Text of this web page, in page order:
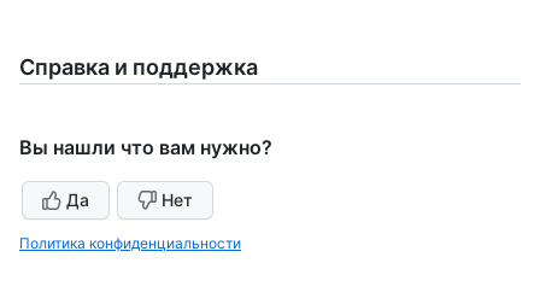
Справка и поддержка
Вы нашли что вам нужно?
Да Нет
Политика конфиденциальности